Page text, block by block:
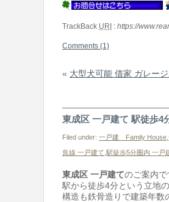
TrackBack URI : https://
Comments (1)
« 大型犬可能 借家 ガレー
東成区 一戸建て 駅徒歩4
Filed under: 一戸建 Family House
良線 一戸建て 駅徒歩5分圏内 一戸
東成区 一戸建てのご案内で
駅から徒歩4分という立地
構造も鉄骨造りで建築年数